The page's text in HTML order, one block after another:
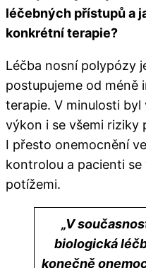
léčebných přístupů a
konkrétní terapie?​
Léčba nosní polypózy
postupujeme od méně
terapie. V minulosti
výkon i se všemi riziky
I přesto onemocnění
kontrolou a pacienti
potížemi.
„V
biologická
konečně